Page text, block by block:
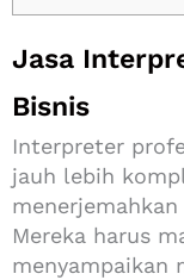
Jasa
Bisnis
Interpreter
jauh lebih
Mereka harus
menyampaikan